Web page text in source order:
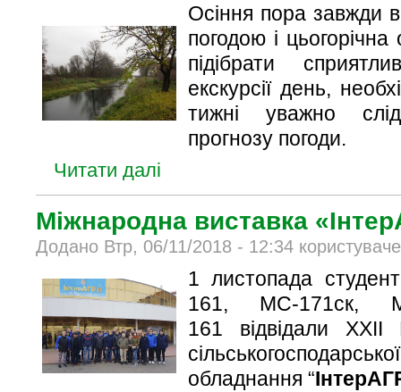
Осіння пора завжди
погодою і
підібрати
екскурсії день,
тижні уважно
прогнозу погоди.
Читати далі
Міжнародна виставка
Додано Втр, 06/11/2018 - 12:34
1 листопада
161, МС-171ск,
161
відвідали
обладнання “